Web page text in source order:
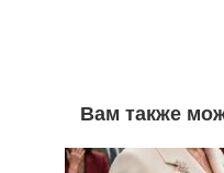
Вам также